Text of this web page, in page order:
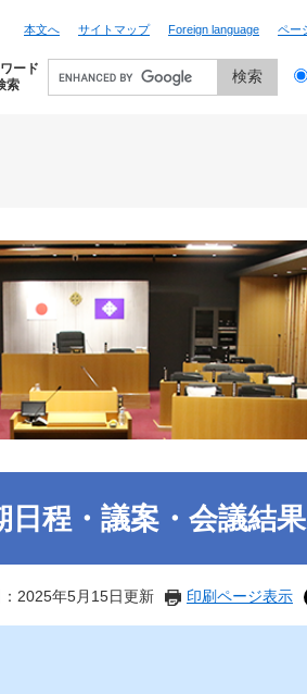
本文へ サイトマップ Foreign language ペー
ード
索
検
程・議案・会議結果
：2025年5月15日更新 印刷ページ表示